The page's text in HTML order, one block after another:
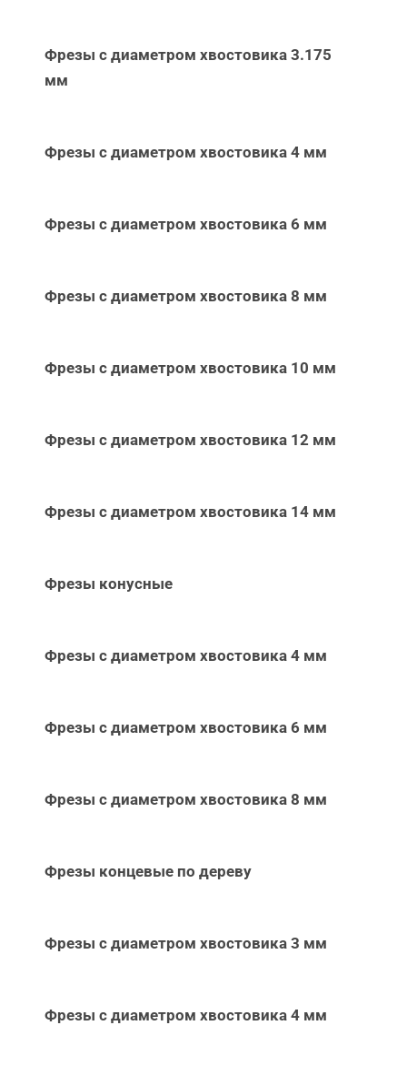
Фрезы с диаметром хвостовика 3.175
мм
Фрезы с диаметром хвостовика 4 мм
Фрезы с диаметром хвостовика 6 мм
Фрезы с диаметром хвостовика 8 мм
Фрезы с диаметром хвостовика 10 мм
Фрезы с диаметром хвостовика 12 мм
Фрезы с диаметром хвостовика 14 мм
Фрезы конусные
Фрезы с диаметром хвостовика 4 мм
Фрезы с диаметром хвостовика 6 мм
Фрезы с диаметром хвостовика 8 мм
Фрезы концевые по дереву
Фрезы с диаметром хвостовика 3 мм
Фрезы с диаметром хвостовика 4 мм